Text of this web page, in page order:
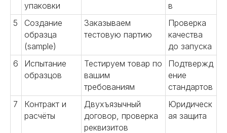
упаковки
в
5
Создание
образца
(sample)
Заказываем
тестовую партию
Проверка
качества
до запуска
6
Испытание
образцов
Тестируем товар по
вашим
требованиям
Подтвержд
ение
стандартов
7
Контракт и
расчёты
Двухъязычный
договор, проверка
реквизитов
Юридическ
ая защита